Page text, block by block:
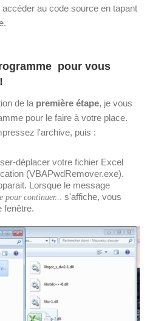
au code source en tapant
pour vous
de la première étape, je vous
pour le faire à votre place.
l'archive, puis :
déplacer votre fichier Excel
(VBAPwdRemover.exe).
Lorsque le message
pour continuer... s'affiche, vous
fenêtre.